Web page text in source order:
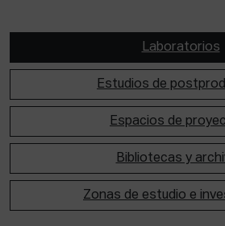
Laboratorios
Estudios de
Espacios de
Bibliotecas y
Zonas de estudio e